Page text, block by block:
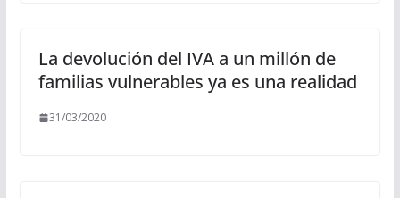
La devolución del IVA a un millón de
familias vulnerables ya es una realidad
31/03/2020